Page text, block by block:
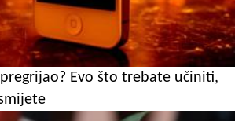
Evo što trebate učiniti,